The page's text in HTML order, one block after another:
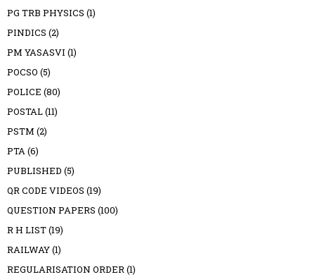
PG TRB PHYSICS (1)
PINDICS (2)
PM YASASVI (1)
POCSO (5)
POLICE (80)
POSTAL(11)
PSTM (2)
PTA(6)
PUBLISHED (5)
QR CODE VIDEOS (19)
QUESTION PAPERS (100)
R H LIST(19)
RAILWAY(1)
REGULARISATION ORDER(1)